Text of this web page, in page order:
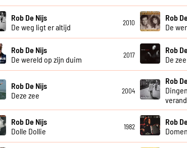
Rob De Nijs
De weg ligt er altijd
2010
Rob
De
Rob De Nijs
De wereld op zijn duim
2017
Rob
De zee
Rob De Nijs
Deze zee
2004
Rob
Rob De Nijs
Dolle Dollie
1982
Rob